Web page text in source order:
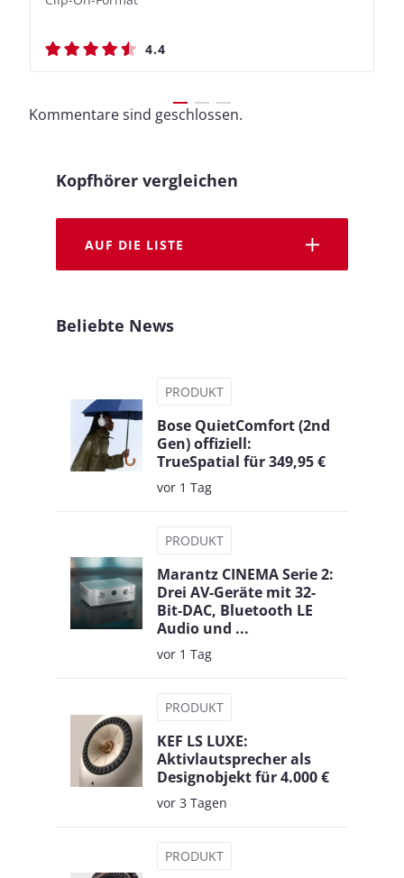
4.4
4.4
4.5
4.5
Kommentare sind geschlossen.
Kopfhörer vergleichen
AUF DIE LISTE
Beliebte News
PRODUKT
Bose QuietComfort (2nd
Gen) offiziell:
TrueSpatial für 349,95 €
vor 1 Tag
PRODUKT
Marantz CINEMA Serie 2:
Drei AV-Geräte mit 32-
Bit-DAC, Bluetooth LE
Audio und ...
vor 1 Tag
PRODUKT
KEF LS LUXE:
Aktivlautsprecher als
Designobjekt für 4.000 €
vor 3 Tagen
PRODUKT